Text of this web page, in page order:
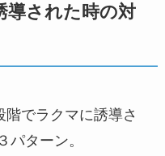
導された時の対
でラクマに誘導さ
パターン。